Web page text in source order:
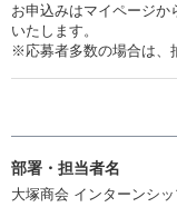
お申込みはマイページ
いたします。
※応募者多数の場合は、
部署・担当者名
大塚商会 インターンシ